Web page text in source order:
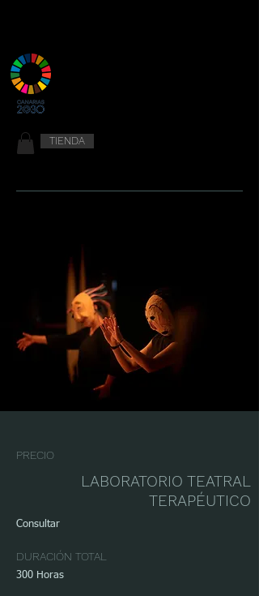
TIENDA
PRECIO
LABORATORIO TEATRAL
TERAPÉUTICO
Consultar
DURACIÓN TOTAL
300 Horas